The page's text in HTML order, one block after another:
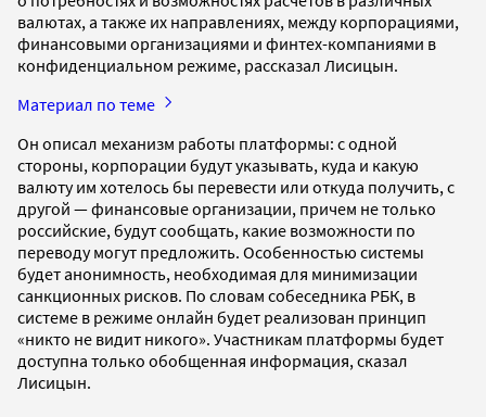
валютах, а также их направлениях, между корпорациями,
финансовыми организациями и финтех-компаниями в
конфиденциальном режиме, рассказал Лисицын.
Материал по теме
Он описал механизм работы платформы: с одной
стороны, корпорации будут указывать, куда и какую
валюту им хотелось бы перевести или откуда получить, с
другой — финансовые организации, причем не только
российские, будут сообщать, какие возможности по
переводу могут предложить. Особенностью системы
будет анонимность, необходимая для минимизации
санкционных рисков. По словам собеседника РБК, в
системе в режиме онлайн будет реализован принцип
«никто не видит никого». Участникам платформы будет
доступна только обобщенная информация, сказал
Лисицын.